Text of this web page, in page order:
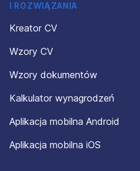
I ROZWIĄZANIA
Kreator CV
Wzory CV
Wzory dokumentów
Kalkulator wynagrodzeń
Aplikacja mobilna Android
Aplikacja mobilna iOS